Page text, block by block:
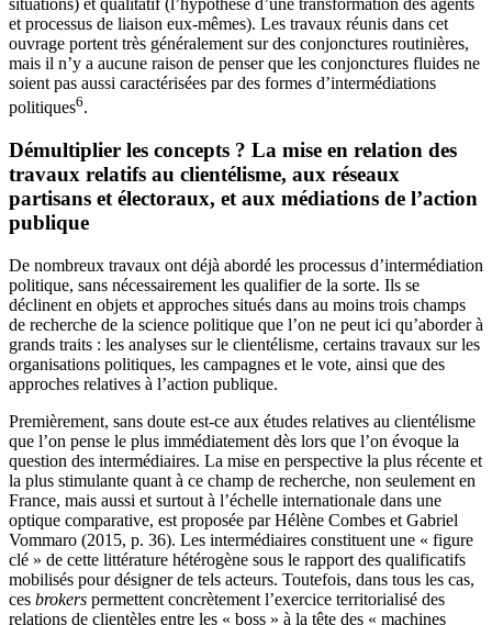
et processus de liaison eux-mêmes). Les travaux réunis dans cet
ouvrage portent très généralement sur des conjonctures routinières,
mais il n’y a aucune raison de penser que les conjonctures fluides ne
soient pas aussi caractérisées par des formes d’intermédiations
politiques6.
Démultiplier les concepts ? La mise en relation des
travaux relatifs au clientélisme, aux réseaux
partisans et électoraux, et aux médiations de l’action
publique
De nombreux travaux ont déjà abordé les processus d’intermédiation
politique, sans nécessairement les qualifier de la sorte. Ils se
déclinent en objets et approches situés dans au moins trois champs
de recherche de la science politique que l’on ne peut ici qu’aborder à
grands traits : les analyses sur le clientélisme, certains travaux sur les
organisations politiques, les campagnes et le vote, ainsi que des
approches relatives à l’action publique.
Premièrement, sans doute est-ce aux études relatives au clientélisme
que l’on pense le plus immédiatement dès lors que l’on évoque la
question des intermédiaires. La mise en perspective la plus récente et
la plus stimulante quant à ce champ de recherche, non seulement en
France, mais aussi et surtout à l’échelle internationale dans une
optique comparative, est proposée par Hélène Combes et Gabriel
Vommaro (2015, p. 36). Les intermédiaires constituent une « figure
clé » de cette littérature hétérogène sous le rapport des qualificatifs
mobilisés pour désigner de tels acteurs. Toutefois, dans tous les cas,
ces brokers permettent concrètement l’exercice territorialisé des
relations de clientèles entre les « boss » à la tête des « machines